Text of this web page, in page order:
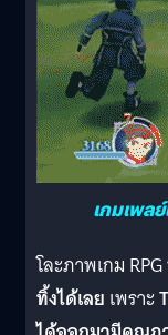
เกมเพล
โละภาพเกม
ทิ้งได้เลย เพราะ